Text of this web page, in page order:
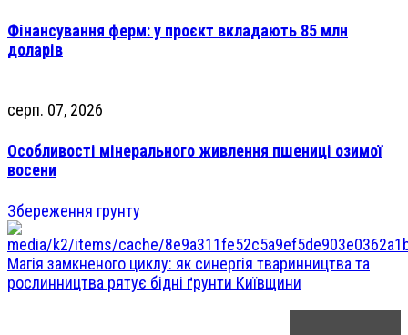
Фінансування ферм: у проєкт вкладають 85 млн
доларів
серп. 07, 2026
Особливості мінерального живлення пшениці озимої
восени
Збереження грунту
Магія замкненого циклу: як синергія тваринництва та
рослинництва рятує бідні ґрунти Київщини